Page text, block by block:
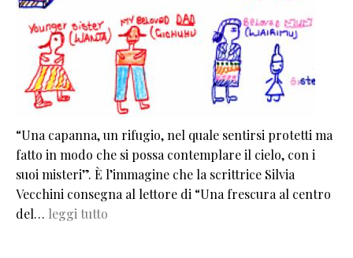
“Una capanna, un rifugio, nel quale sentirsi protetti ma
fatto in modo che si possa contemplare il cielo, con i
suoi misteri”. È l’immagine che la scrittrice Silvia
Vecchini consegna al lettore di “Una frescura al centro
del… leggi tutto